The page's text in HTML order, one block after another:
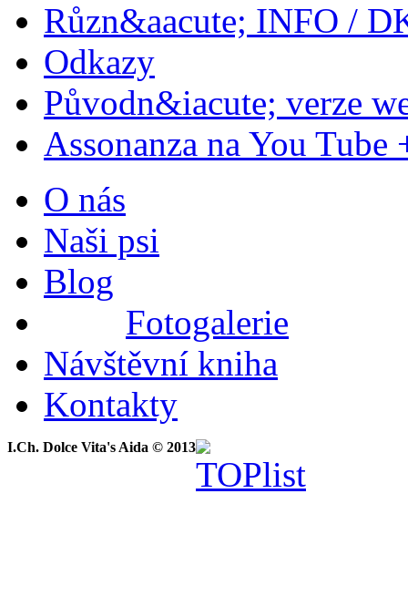
Různ&aacute; INFO /
Odkazy
Původn&iacute; verze
Assonanza na You Tube
O nás
Naši psi
Blog
Fotogalerie
Návštěvní kniha
Kontakty
I.Ch. Dolce Vita's Aida © 2013